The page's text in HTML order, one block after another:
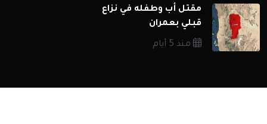
مقتل أب وطفله في نزاع
قبلي بعمران
منذ 5 أيام